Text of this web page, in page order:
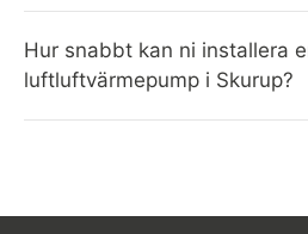
Hur snabbt kan ni installera
luftluftvärmepump i Skurup?